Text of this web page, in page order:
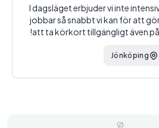
I dagsläget erbjuder vi inte
jobbar så snabbt vi kan för att
att ta körkort tillgängligt även på
Jönköping